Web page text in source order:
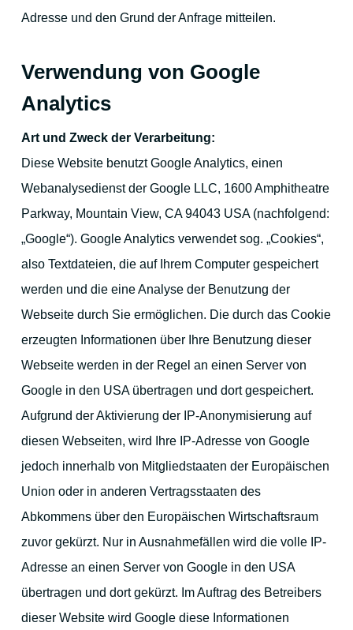
Adresse und den Grund der Anfrage mitteilen.
Verwendung von Google
Analytics
Art und Zweck der Verarbeitung:
Diese Website benutzt Google Analytics, einen
Webanalysedienst der Google LLC, 1600 Amphitheatre
Parkway, Mountain View, CA 94043 USA (nachfolgend:
„Google“). Google Analytics verwendet sog. „Cookies“,
also Textdateien, die auf Ihrem Computer gespeichert
werden und die eine Analyse der Benutzung der
Webseite durch Sie ermöglichen. Die durch das Cookie
erzeugten Informationen über Ihre Benutzung dieser
Webseite werden in der Regel an einen Server von
Google in den USA übertragen und dort gespeichert.
Aufgrund der Aktivierung der IP-Anonymisierung auf
diesen Webseiten, wird Ihre IP-Adresse von Google
jedoch innerhalb von Mitgliedstaaten der Europäischen
Union oder in anderen Vertragsstaaten des
Abkommens über den Europäischen Wirtschaftsraum
zuvor gekürzt. Nur in Ausnahmefällen wird die volle IP-
Adresse an einen Server von Google in den USA
übertragen und dort gekürzt. Im Auftrag des Betreibers
dieser Website wird Google diese Informationen